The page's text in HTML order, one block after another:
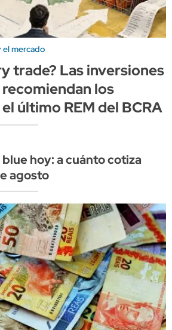
mercado
trade? Las inversiones
los
último REM del BCRA
hoy: a cuánto cotiza
agosto